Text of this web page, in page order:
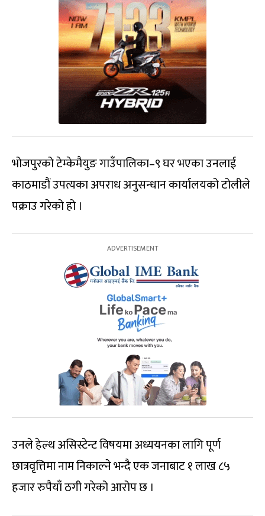
भोजपुरको टेम्केमैयुङ गाउँपालिका–९ घर भएका उनलाई
काठमाडौं उपत्यका अपराध अनुसन्धान कार्यालयको टोलीले
पक्राउ गरेको हो ।
उनले हेल्थ असिस्टेन्ट विषयमा अध्ययनका लागि पूर्ण
छात्रवृत्तिमा नाम निकाल्ने भन्दै एक जनाबाट १ लाख ८५
हजार रुपैयाँ ठगी गरेको आरोप छ ।